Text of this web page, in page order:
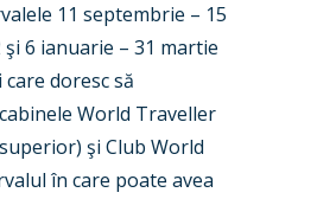
11 septembrie – 15
6 ianuarie – 31 martie
care doresc să
World Traveller
şi Club World
în care poate avea
New Routes